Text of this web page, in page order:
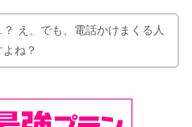
え、でも、電話かけまくる人
ね？